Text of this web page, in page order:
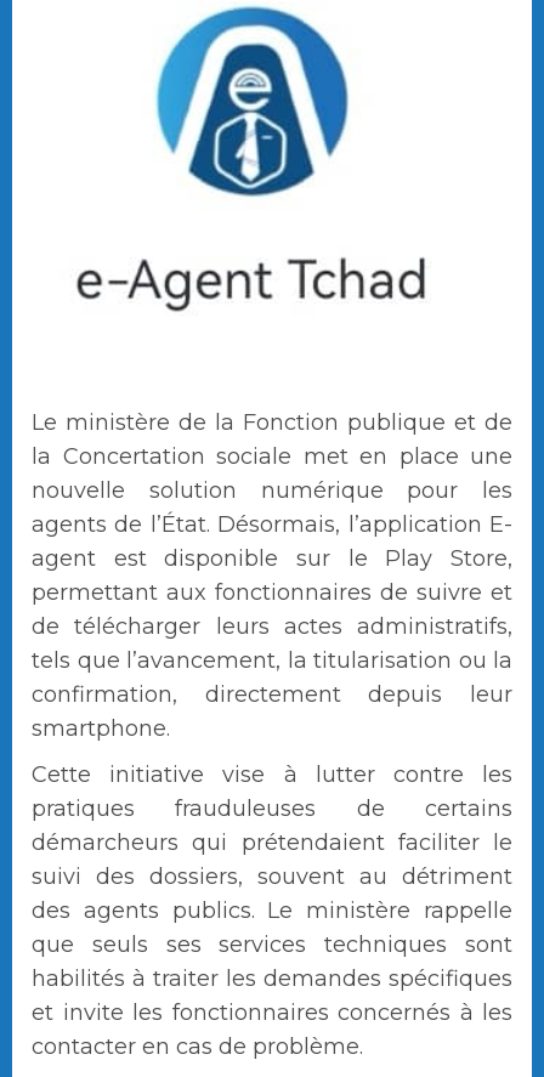
Le ministère de la Fonction publique et de
la Concertation sociale met en place une
nouvelle solution numérique pour les
agents de l’État. Désormais, l’application E-
agent est disponible sur le Play Store,
permettant aux fonctionnaires de suivre et
de télécharger leurs actes administratifs,
tels que l’avancement, la titularisation ou la
confirmation, directement depuis leur
smartphone.
Cette initiative vise à lutter contre les
pratiques frauduleuses de certains
démarcheurs qui prétendaient faciliter le
suivi des dossiers, souvent au détriment
des agents publics. Le ministère rappelle
que seuls ses services techniques sont
habilités à traiter les demandes spécifiques
et invite les fonctionnaires concernés à les
contacter en cas de problème.